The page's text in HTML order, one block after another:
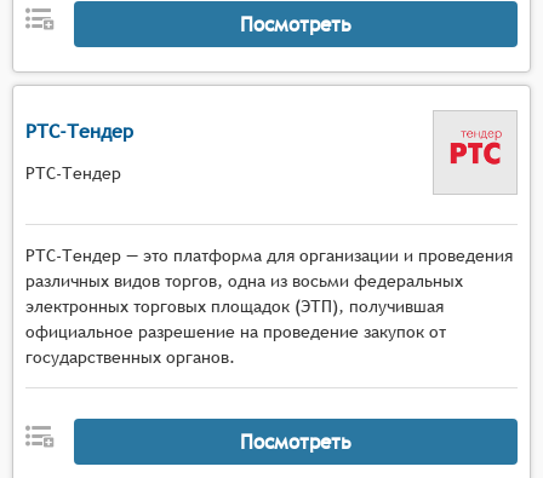
поставщиков и заказчиков,
поддержка процесса подачи и обработки
заявок от участников, включая функционал для
информации,
реализация алгоритмов определения
победителей торгов с учётом заданных
критериев оценки заявок,
обеспечение возможности проведения
электронных аукционов и других форм
конкурентных процедур.
Посмотреть
РТС-Тендер
РТС-Тендер
РТС-Тендер — это платформа для организации и проведения
различных видов торгов, одна из восьми федеральных
электронных торговых площадок (ЭТП), получившая
официальное разрешение на проведение закупок от
государственных органов.
Посмотреть